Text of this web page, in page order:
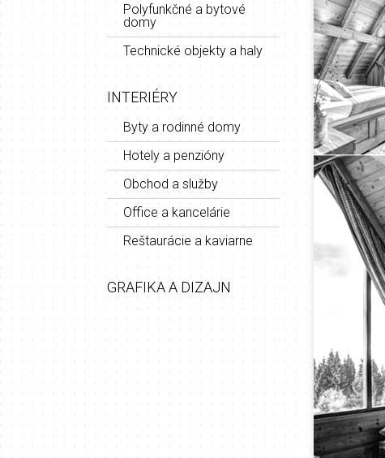
Polyfunkčné a bytové
domy
Technické objekty a haly
INTERIÉRY
Byty a rodinné domy
Hotely a penzióny
Obchod a služby
Office a kancelárie
Reštaurácie a kaviarne
GRAFIKA A DIZAJN